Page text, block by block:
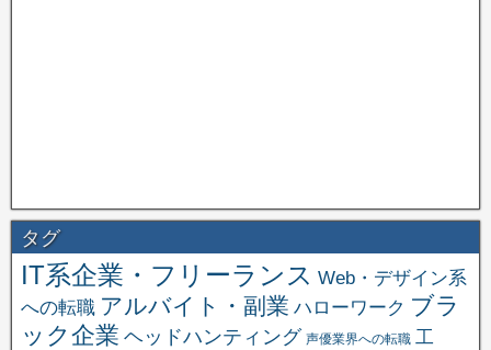
タグ
IT系企業・フリーランス Web・デザイン系
への転職 アルバイト・副業 ハローワーク ブラ
ック企業 ヘッドハンティング 声優業界への転職 工